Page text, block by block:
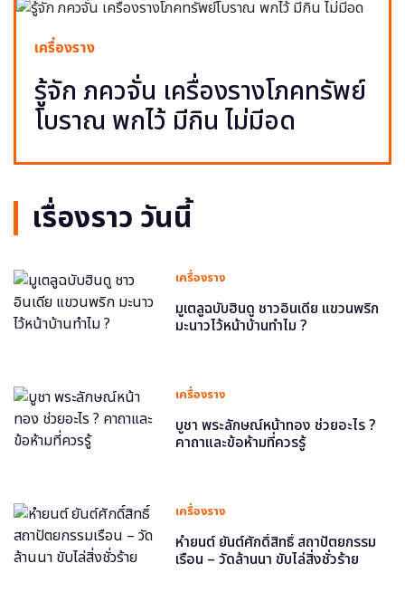
เครื่องราง
รู้จัก ภควจั่น เครื่องรางโภคทรัพย์
โบราณ พกไว้ มีกิน ไม่มีอด
เรื่องราว วันนี้
เครื่องราง
มูเตลูฉบับฮินดู ชาวอินเดีย แขวนพริก
มะนาวไว้หน้าบ้านทำไม ?
เครื่องราง
บูชา พระลักษณ์หน้าทอง ช่วยอะไร ?
คาถาและข้อห้ามที่ควรรู้
เครื่องราง
หำยนต์ ยันต์ศักดิ์สิทธิ์ สถาปัตยกรรม
เรือน – วัดล้านนา ขับไล่สิ่งชั่วร้าย